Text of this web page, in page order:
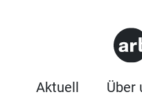
Aktuell Über